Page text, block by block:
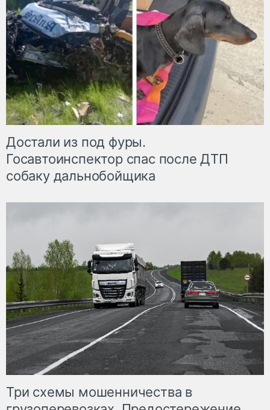
Достали из под фуры.
Госавтоинспектор спас после ДТП
собаку дальнобойщика
Три схемы мошенничества в